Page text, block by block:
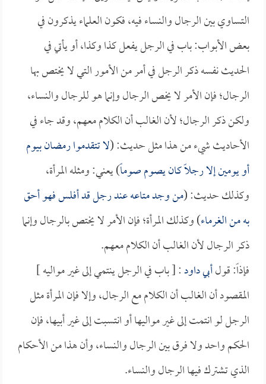
التساوي بين الرجال والنساء فيه، فكون العلماء يذكرون في
بعض الأبواب: باب في الرجل يفعل كذا وكذا، أو يأتي في
الحديث نفسه ذكر الرجل في أمر من الأمور التي لا يختص بها
الرجال؛ فإن الأمر لا يخص الرجال وإنما هو للرجال والنساء،
ولكن ذكر الرجال؛ لأن الغالب أن الكلام معهم، وقد جاء في
الأحاديث شيء من هذا مثل حديث: (لا تتقدموا رمضان بيوم
أو يومين إلا رجلاً كان يصوم صوماً) يعني: ومثله المرأة،
وكذلك حديث: (من وجد متاعه عند رجل قد أفلس فهو أحق
به من الغرماء) وكذلك المرأة؛ فإن الأمر لا يختص بالرجال وإنما
ذكر الرجال لأن الغالب أن الكلام معهم.
فإذاً: قولأبي داود: [ باب في الرجل ينتمي إلى غير مواليه ]
المقصود أن الغالب أن الكلام مع الرجال، وإلا فإن المرأة مثل
الرجل لو انتمت إلى غير مواليها أو انتسبت إلى غير أبيها، فإن
الحكم واحد ولا فرق بين الرجال والنساء، وأن هذا من الأحكام
الذي تشترك فيها الرجال والنساء.